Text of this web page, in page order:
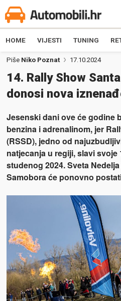
HOME VIJESTI TUNING
Piše Niko Poznat 17.10.2024
14. Rally Show
donosi nova
Jesenski dani ove će godine
benzina i adrenalinom, jer
(RSSD), jedno od
natjecanja u regiji, slavi svoje
studenog 2024. Sveta
Samobora će ponovno